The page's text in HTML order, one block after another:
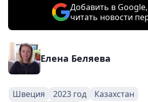
Добавить в
читать новости
Елена Беляева
Швеция 2023 год
Казахстан